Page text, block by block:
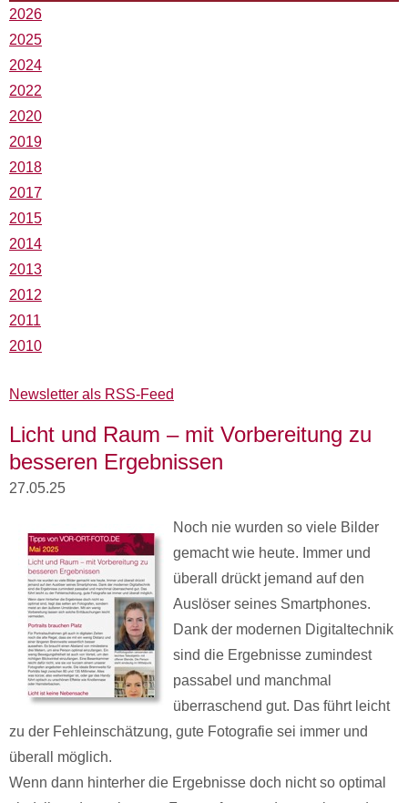
Licht und Raum – mit Vorbereitung zu
besseren Ergebnissen
27.05.25
Noch nie wurden so viele Bilder
gemacht wie heute. Immer und
überall drückt jemand auf den
Auslöser seines Smartphones.
Dank der modernen Digitaltechnik
sind die Ergebnisse zumindest
passabel und manchmal
überraschend gut. Das führt leicht
zu der Fehleinschätzung, gute Fotografie sei immer und
überall möglich.
Wenn dann hinterher die Ergebnisse doch nicht so optimal
2026
2025
2024
2022
2020
2019
2018
2017
2015
2014
2013
2012
2011
2010
Newsletter als RSS-Feed